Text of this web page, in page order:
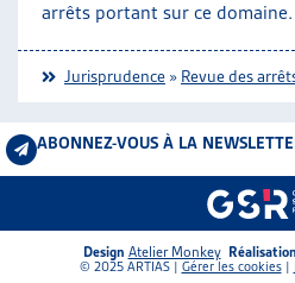
arrêts portant sur ce domaine.
Jurisprudence » Revue des
ABONNEZ-VOUS À LA
Design Atelier Monkey Réalisation
© 2025 ARTIAS | Gérer les cookies|